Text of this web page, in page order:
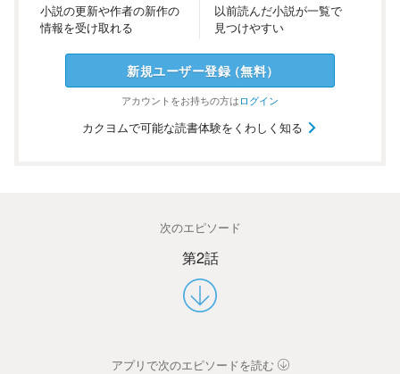
小説の更新や作者の新作の
情報を受け取れる
以前読んだ小説が一覧で
見つけやすい
新規ユーザー登録（無料）
アカウントをお持ちの方はログイン
カクヨムで可能な読書体験をくわしく知る
次のエピソード
第2話
アプリで次のエピソードを読む